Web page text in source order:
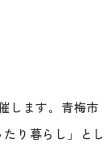
します。青梅市
り暮らし」とし